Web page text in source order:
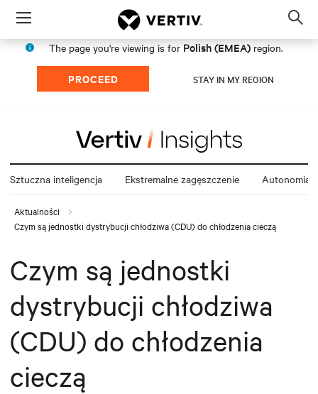
Menu
The page you're viewing is for Polish (EMEA) region.
PROCEED STAY IN MY REGION
Sztuczna inteligencja Ekstremalne zagęszczenie Autonomia
Aktualności
Czym są jednostki dystrybucji chłodziwa (CDU) do chłodzenia cieczą
Czym są jednostki
dystrybucji chłodziwa
(CDU) do chłodzenia
cieczą